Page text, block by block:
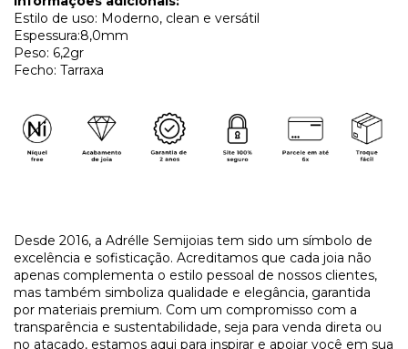
Estilo de uso: Moderno, clean e versátil
Espessura:8,0mm
Peso: 6,2gr
Fecho: Tarraxa
​Desde 2016, a Adrélle Semijoias tem sido um símbolo de
excelência e sofisticação. Acreditamos que cada joia não
apenas complementa o estilo pessoal de nossos clientes,
mas também simboliza qualidade e elegância, garantida
por materiais premium. Com um compromisso com a
transparência e sustentabilidade, seja para venda direta ou
no atacado, estamos aqui para inspirar e apoiar você em sua